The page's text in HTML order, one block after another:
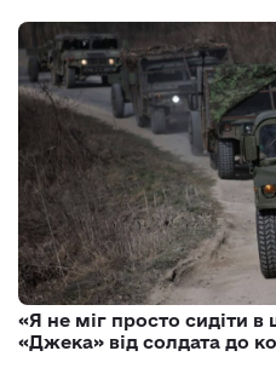
«Я не міг просто сидіти
«Джека» від солдата до